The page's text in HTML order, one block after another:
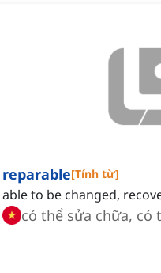
reparable[Tính từ]
able to be changed,
có thể sửa chữa, có